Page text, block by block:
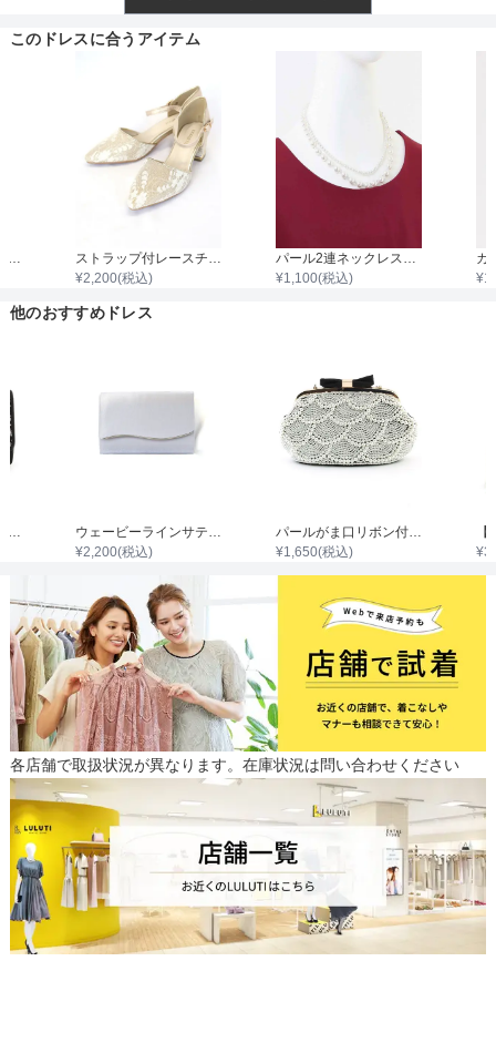
このドレスに合うアイテム
¥2,200(税込)
¥1,100(税込) ¥
他のおすすめドレス
¥2,200(税込)
パールがま口リボン付きバック
¥1,650(税込) ¥
各店舗で取扱状況が異なります。在庫状況は問い合わせください